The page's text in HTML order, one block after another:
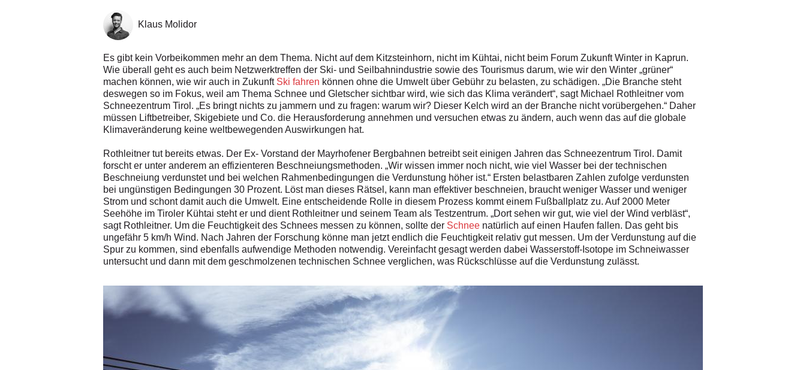
Klaus Molidor
Es gibt kein Vorbeikommen mehr an dem Thema. Nicht auf dem Kitzsteinhorn, nicht im Kühtai, nicht beim Forum Zukunft Winter in Kaprun.
Wie überall geht es auch beim Netzwerktreffen der Ski- und Seilbahnindustrie sowie des Tourismus darum, wie wir den Winter „grüner“
machen können, wie wir auch in Zukunft Ski fahren können ohne die Umwelt über Gebühr zu belasten, zu schädigen. „Die Branche steht
deswegen so im Fokus, weil am Thema Schnee und Gletscher sichtbar wird, wie sich das Klima verändert“, sagt Michael Rothleitner vom
Schneezentrum Tirol. „Es bringt nichts zu jammern und zu fragen: warum wir? Dieser Kelch wird an der Branche nicht vorübergehen.“ Daher
müssen Liftbetreiber, Skigebiete und Co. die Herausforderung annehmen und versuchen etwas zu ändern, auch wenn das auf die globale
Klimaveränderung keine weltbewegenden Auswirkungen hat.
Rothleitner tut bereits etwas. Der Ex- Vorstand der Mayrhofener Bergbahnen betreibt seit einigen Jahren das Schneezentrum Tirol. Damit
forscht er unter anderem an effizienteren Beschneiungsmethoden. „Wir wissen immer noch nicht, wie viel Wasser bei der technischen
Beschneiung verdunstet und bei welchen Rahmenbedingungen die Verdunstung höher ist.“ Ersten belastbaren Zahlen zufolge verdunsten
bei ungünstigen Bedingungen 30 Prozent. Löst man dieses Rätsel, kann man effektiver beschneien, braucht weniger Wasser und weniger
Strom und schont damit auch die Umwelt. Eine entscheidende Rolle in diesem Prozess kommt einem Fußballplatz zu. Auf 2000 Meter
Seehöhe im Tiroler Kühtai steht er und dient Rothleitner und seinem Team als Testzentrum. „Dort sehen wir gut, wie viel der Wind verbläst“,
sagt Rothleitner. Um die Feuchtigkeit des Schnees messen zu können, sollte der Schnee natürlich auf einen Haufen fallen. Das geht bis
ungefähr 5 km/h Wind. Nach Jahren der Forschung könne man jetzt endlich die Feuchtigkeit relativ gut messen. Um der Verdunstung auf die
Spur zu kommen, sind ebenfalls aufwendige Methoden notwendig. Vereinfacht gesagt werden dabei Wasserstoff-Isotope im Schneiwasser
untersucht und dann mit dem geschmolzenen technischen Schnee verglichen, was Rückschlüsse auf die Verdunstung zulässt.